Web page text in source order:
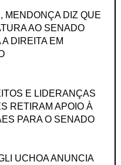
MENDONÇA DIZ QUE
AO SENADO
DIREITA EM
E LIDERANÇAS
RETIRAM APOIO À
PARA O SENADO
UCHOA ANUNCIA